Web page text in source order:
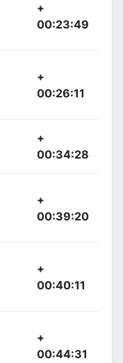
+
00:23:49
+
00:26:11
+
00:34:28
+
00:39:20
+
00:40:11
+
00:44:31